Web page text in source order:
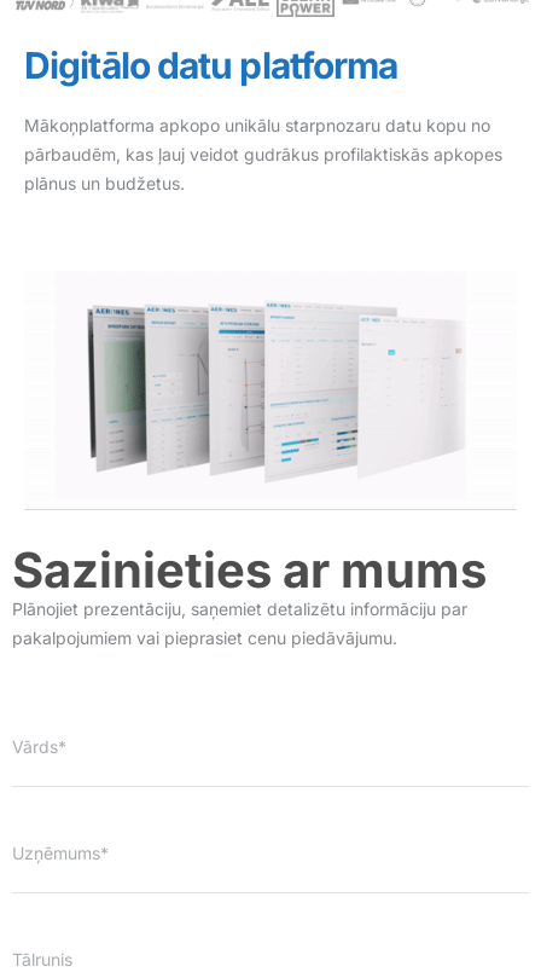
Digitālo datu platforma
Mākoņplatforma apkopo unikālu starpnozaru datu kopu no
pārbaudēm, kas ļauj veidot gudrākus profilaktiskās apkopes
plānus un budžetus.
Sazinieties ar mums
Plānojiet prezentāciju, saņemiet detalizētu informāciju par
pakalpojumiem vai pieprasiet cenu piedāvājumu.
Vārds*
Uzņēmums*
Tālrunis